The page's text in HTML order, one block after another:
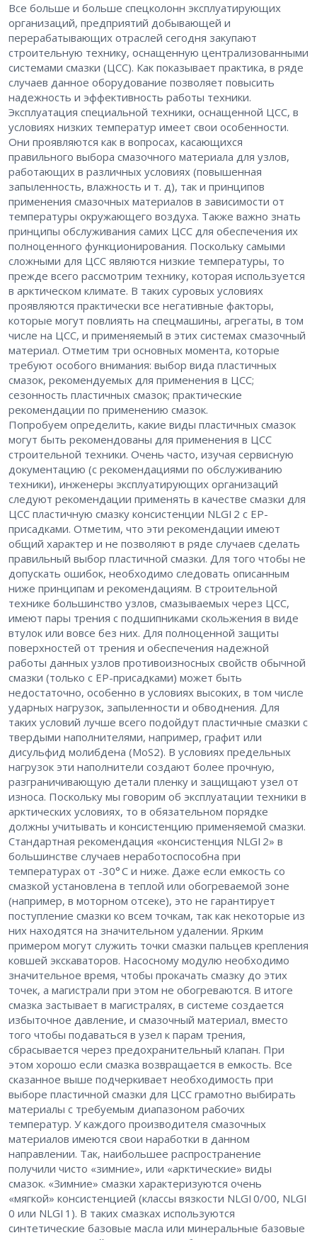
Все больше и больше спецколонн эксплуатирующих
организаций, предприятий добывающей и
перерабатывающих отраслей сегодня закупают
строительную технику, оснащенную централизованными
системами смазки (ЦСС). Как показывает практика, в ряде
случаев данное оборудование позволяет повысить
надежность и эффективность работы техники.
Эксплуатация специальной техники, оснащенной ЦСС, в
условиях низких температур имеет свои особенности.
Они проявляются как в вопросах, касающихся
правильного выбора смазочного материала для узлов,
работающих в различных условиях (повышенная
запыленность, влажность и т. д), так и принципов
применения смазочных материалов в зависимости от
температуры окружающего воздуха. Также важно знать
принципы обслуживания самих ЦСС для обеспечения их
полноценного функционирования. Поскольку самыми
сложными для ЦСС являются низкие температуры, то
прежде всего рассмотрим технику, которая используется
в арктическом климате. В таких суровых условиях
проявляются практически все негативные факторы,
которые могут повлиять на спецмашины, агрегаты, в том
числе на ЦСС, и применяемый в этих системах смазочный
материал. Отметим три основных момента, которые
требуют особого внимания: выбор вида пластичных
смазок, рекомендуемых для применения в ЦСС;
сезонность пластичных смазок; практические
рекомендации по применению смазок.
Попробуем определить, какие виды пластичных смазок
могут быть рекомендованы для применения в ЦСС
строительной техники. Очень часто, изучая сервисную
документацию (с рекомендациями по обслуживанию
техники), инженеры эксплуатирующих организаций
следуют рекомендации применять в качестве смазки для
ЦСС пластичную смазку консистенции NLGI 2 с EP-
присадками. Отметим, что эти рекомендации имеют
общий характер и не позволяют в ряде случаев сделать
правильный выбор пластичной смазки. Для того чтобы не
допускать ошибок, необходимо следовать описанным
ниже принципам и рекомендациям. В строительной
технике большинство узлов, смазываемых через ЦСС,
имеют пары трения с подшипниками скольжения в виде
втулок или вовсе без них. Для полноценной защиты
поверхностей от трения и обеспечения надежной
работы данных узлов противоизносных свойств обычной
смазки (только с ЕР-присадками) может быть
недостаточно, особенно в условиях высоких, в том числе
ударных нагрузок, запыленности и обводнения. Для
таких условий лучше всего подойдут пластичные смазки с
твердыми наполнителями, например, графит или
дисульфид молибдена (MoS2). В условиях предельных
нагрузок эти наполнители создают более прочную,
разграничивающую детали пленку и защищают узел от
износа. Поскольку мы говорим об эксплуатации техники в
арктических условиях, то в обязательном порядке
должны учитывать и консистенцию применяемой смазки.
Стандартная рекомендация «консистенция NLGI 2» в
большинстве случаев неработоспособна при
температурах от -30° С и ниже. Даже если емкость со
смазкой установлена в теплой или обогреваемой зоне
(например, в моторном отсеке), это не гарантирует
поступление смазки ко всем точкам, так как некоторые из
них находятся на значительном удалении. Ярким
примером могут служить точки смазки пальцев крепления
ковшей экскаваторов. Насосному модулю необходимо
значительное время, чтобы прокачать смазку до этих
точек, а магистрали при этом не обогреваются. В итоге
смазка застывает в магистралях, в системе создается
избыточное давление, и смазочный материал, вместо
того чтобы подаваться в узел к парам трения,
сбрасывается через предохранительный клапан. При
этом хорошо если смазка возвращается в емкость. Все
сказанное выше подчеркивает необходимость при
выборе пластичной смазки для ЦСС грамотно выбирать
материалы с требуемым диапазоном рабочих
температур. У каждого производителя смазочных
материалов имеются свои наработки в данном
направлении. Так, наибольшее распространение
получили чисто «зимние», или «арктические» виды
смазок. «Зимние» смазки характеризуются очень
«мягкой» консистенцией (классы вязкости NLGI 0/00, NLGI
0 или NLGI 1). В таких смазках используются
синтетические базовые масла или минеральные базовые